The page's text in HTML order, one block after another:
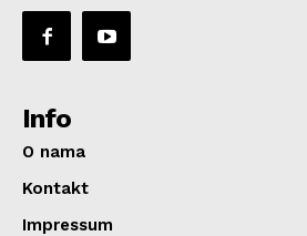
Info
O nama
Kontakt
Impressum